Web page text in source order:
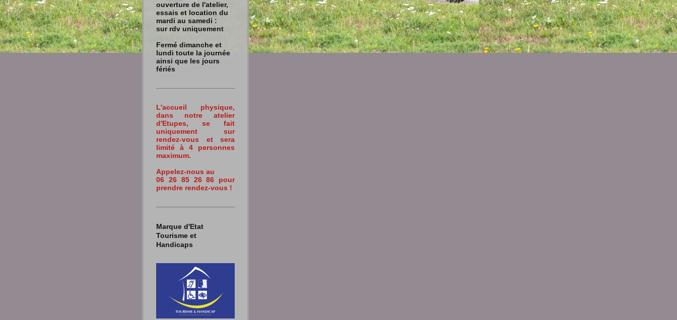
ouverture de l'atelier,
essais et location du
mardi au samedi :
sur rdv uniquement
Fermé dimanche et
lundi toute la journée
ainsi que les jours
fériés
L'accueil physique,
dans notre atelier
d'Etupes, se fait
uniquement sur
rendez-vous et sera
limité à 4 personnes
maximum.
Appelez-nous au
06 26 85 26 86 pour
prendre rendez-vous !
Marque d'Etat
Tourisme et
Handicaps